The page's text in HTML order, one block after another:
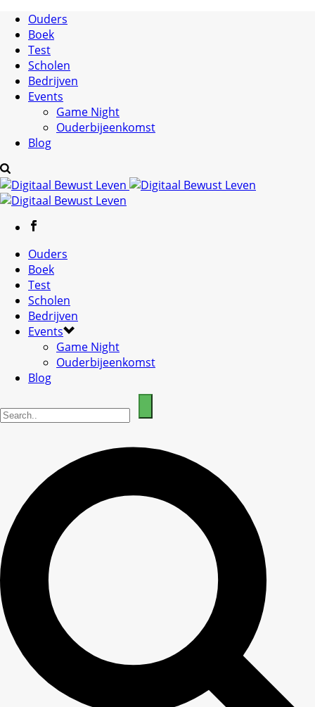
Ouders
Boek
Test
Scholen
Bedrijven
Events
Game Night
Ouderbijeenkomst
Blog
Ouders
Boek
Test
Scholen
Bedrijven
Events
Game Night
Ouderbijeenkomst
Blog